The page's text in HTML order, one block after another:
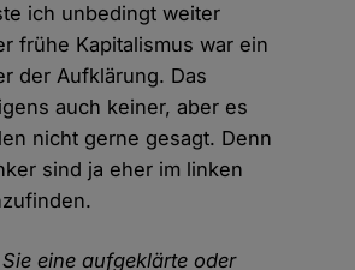
ich unbedingt weiter
frühe Kapitalismus war ein
der Aufklärung. Das
auch keiner, aber es
nicht gerne gesagt. Denn
sind ja eher im linken
eine aufgeklärte oder